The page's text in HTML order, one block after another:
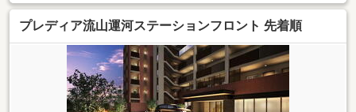
プレディア流山運河ステーションフロント 先着順